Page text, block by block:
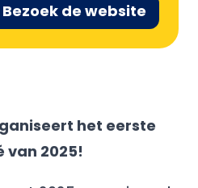
Bezoek de website
het eerste
van 2025!